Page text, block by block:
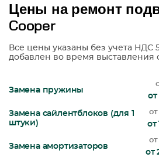
Цены на ремонт
Cooper
Все цены указаны без учета НДС
добавлен во время выставления
Замена пружины
от
Замена сайлентблоков (для 1
штуки)
от
Замена амортизаторов
от